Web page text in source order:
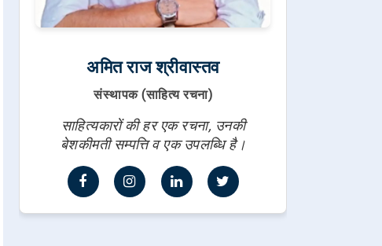
अमित राज श्रीवास्तव
संस्थापक (साहित्य रचना)
साहित्यकारों की हर एक रचना, उनकी
बेशकीमती सम्पत्ति व एक उपलब्धि है।